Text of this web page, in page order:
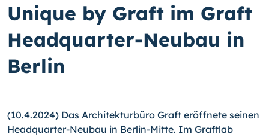
Unique by Graft im Graft
Headquarter-Neubau in
Berlin
(10.4.2024) Das Architekturbüro Graft eröffnete seinen
Headquarter-Neubau in Berlin-Mitte. Im Graftlab